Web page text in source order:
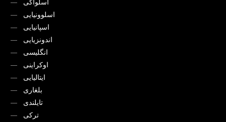
اسلوونیایی
اسپانیایی
اندونزیایی
انگلیسی
اوکراینی
ایتالیایی
بلغاری
تایلندی
ترکی